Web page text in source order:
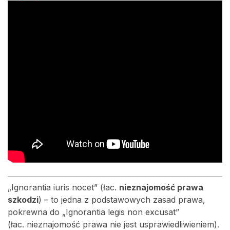
„Ignorantia iuris nocet” (łac. nieznajomość prawa
szkodzi) – to jedna z podstawowych zasad prawa,
pokrewna do „Ignorantia legis non excusat”
(łac. nieznajomość prawa nie jest usprawiedliwieniem).